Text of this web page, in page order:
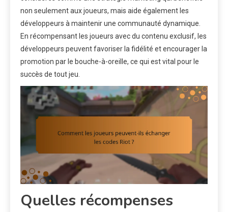
non seulement aux joueurs, mais aide également les
développeurs à maintenir une communauté dynamique.
En récompensant les joueurs avec du contenu exclusif, les
développeurs peuvent favoriser la fidélité et encourager la
promotion par le bouche-à-oreille, ce qui est vital pour le
succès de tout jeu.
Quelles récompenses